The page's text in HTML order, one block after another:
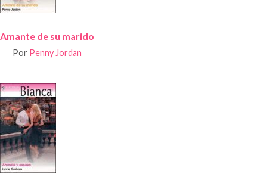
Amante de su marido
Por Penny Jordan